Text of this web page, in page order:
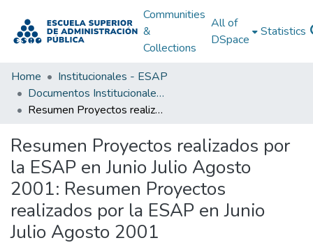
Communities
&
Collections
All of
DSpace
Statistics
Home
Institucionales - ESAP
Documentos Institucionales - ESAP
Resumen Proyectos realizados por la ESAP en Junio Julio Agosto 2001: Resumen Proyectos realizados por la ESAP en Junio Julio Agosto 2001
Resumen Proyectos realizados por
la ESAP en Junio Julio Agosto
2001: Resumen Proyectos
realizados por la ESAP en Junio
Julio Agosto 2001